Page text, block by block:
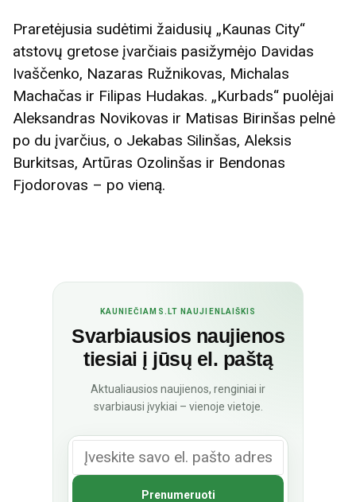
Praretėjusia sudėtimi žaidusių „Kaunas City“
atstovų gretose įvarčiais pasižymėjo Davidas
Ivaščenko, Nazaras Ružnikovas, Michalas
Machačas ir Filipas Hudakas. „Kurbads“ puolėjai
Aleksandras Novikovas ir Matisas Birinšas pelnė
po du įvarčius, o Jekabas Silinšas, Aleksis
Burkitsas, Artūras Ozolinšas ir Bendonas
Fjodorovas – po vieną.
KAUNIEČIAMS.LT NAUJIENLAIŠKIS
Svarbiausios naujienos
tiesiai į jūsų el. paštą
Aktualiausios naujienos, renginiai ir
svarbiausi įvykiai – vienoje vietoje.